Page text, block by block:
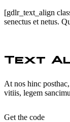
[gdlr_text_align
senectus et netus.
Text
At nos hinc
vitiis, legem
Get the code